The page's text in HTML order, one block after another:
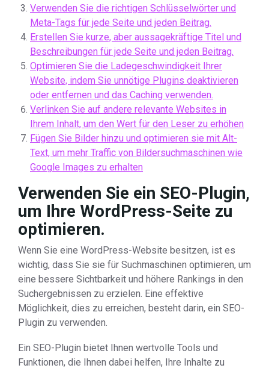
Verwenden Sie die richtigen Schlüsselwörter und
Meta-Tags für jede Seite und jeden Beitrag.
Erstellen Sie kurze, aber aussagekräftige Titel und
Beschreibungen für jede Seite und jeden Beitrag.
Optimieren Sie die Ladegeschwindigkeit Ihrer
Website, indem Sie unnötige Plugins deaktivieren
oder entfernen und das Caching verwenden.
Verlinken Sie auf andere relevante Websites in
Ihrem Inhalt, um den Wert für den Leser zu erhöhen
Fügen Sie Bilder hinzu und optimieren sie mit Alt-
Text, um mehr Traffic von Bildersuchmaschinen wie
Google Images zu erhalten
Verwenden Sie ein SEO-Plugin,
um Ihre WordPress-Seite zu
optimieren.
Wenn Sie eine WordPress-Website besitzen, ist es
wichtig, dass Sie sie für Suchmaschinen optimieren, um
eine bessere Sichtbarkeit und höhere Rankings in den
Suchergebnissen zu erzielen. Eine effektive
Möglichkeit, dies zu erreichen, besteht darin, ein SEO-
Plugin zu verwenden.
Ein SEO-Plugin bietet Ihnen wertvolle Tools und
Funktionen, die Ihnen dabei helfen, Ihre Inhalte zu